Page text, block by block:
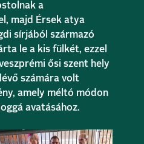
a
majd Érsek atya
sírjából származó
le a kis fülkét, ezzel
ősi szent hely
számára volt
amely méltó módon
avatásához.